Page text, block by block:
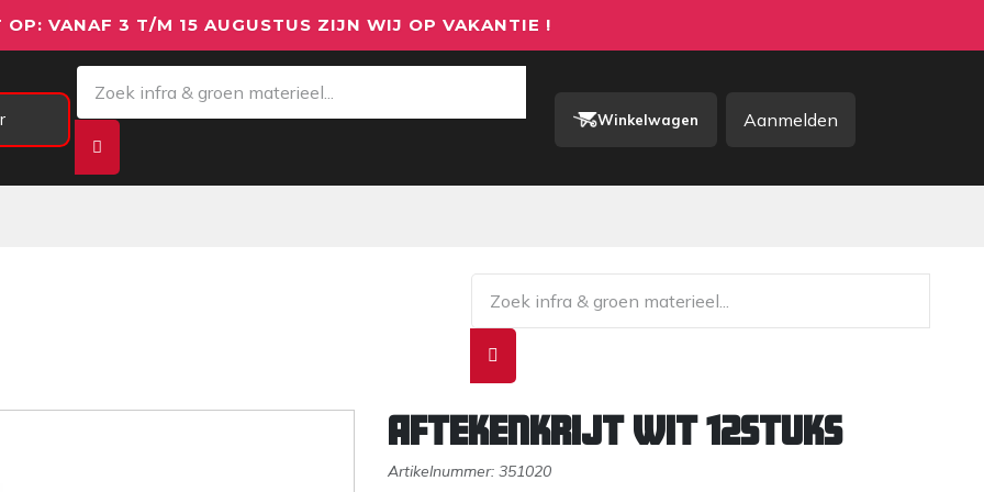
OP: VANAF 3 T/M 15 AUGUSTUS ZIJN WIJ OP VAKANTIE !
Winkelwagen Aanmelden
Aftekenkrijt WIT 12stuks
Artikelnummer: 351020